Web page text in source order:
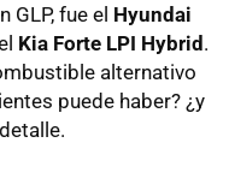
GLP, fue el Hyundai
Kia Forte LPI Hybrid .
alternativo
puede haber? ¿y